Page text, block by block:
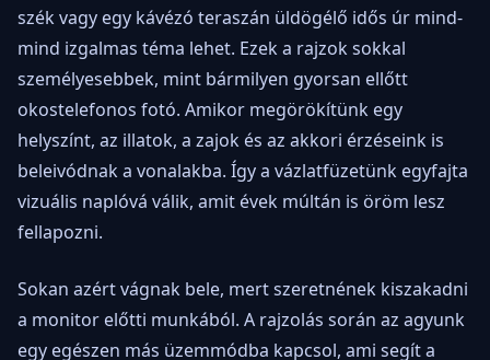
szék vagy egy kávézó teraszán üldögélő idős úr mind-
mind izgalmas téma lehet. Ezek a rajzok sokkal
személyesebbek, mint bármilyen gyorsan ellőtt
okostelefonos fotó. Amikor megörökítünk egy
helyszínt, az illatok, a zajok és az akkori érzéseink is
beleivódnak a vonalakba. Így a vázlatfüzetünk egyfajta
vizuális naplóvá válik, amit évek múltán is öröm lesz
fellapozni.
Sokan azért vágnak bele, mert szeretnének kiszakadni
a monitor előtti munkából. A rajzolás során az agyunk
egy egészen más üzemmódba kapcsol, ami segít a